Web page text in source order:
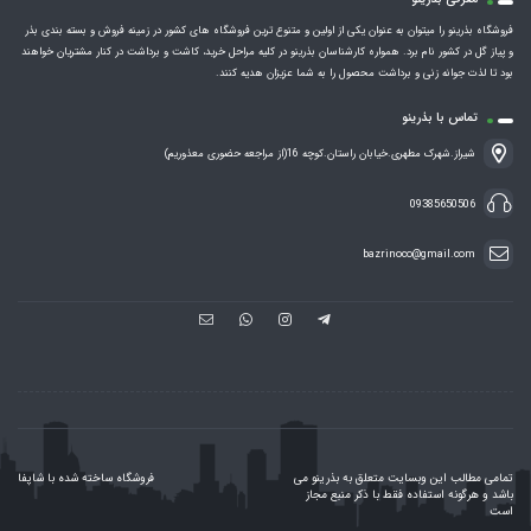
فروشگاه بذرینو را میتوان به عنوان یکی از اولین و متنوع ترین فروشگاه های کشور در زمینه فروش و بسته بندی بذر
و پیاز گل در کشور نام برد. همواره کارشناسان بذرینو در کلیه مراحل خرید، کاشت و برداشت در کنار مشتریان خواهند
بود تا لذت جوانه زنی و برداشت محصول را به شما عزیزان هدیه کنند.
تماس با بذرینو
شیراز.شهرک مطهری.خیابان راستان.کوچه 16(از مراجعه حضوری معذوریم)
09385650506
bazrinoco@gmail.com
تمامی مطالب این وبسایت متعلق به بذرینو می
باشد و هرگونه استفاده فقط با ذکر منبع مجاز
است
فروشگاه ساخته شده با شاپفا